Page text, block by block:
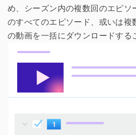
め、シーズン内の複数回のエピソ
のすべてのエピソード、或いは複
の動画を一括にダウンロードする